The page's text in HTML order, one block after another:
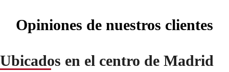
Opiniones de nuestros clientes
Ubicados en el centro de Madrid